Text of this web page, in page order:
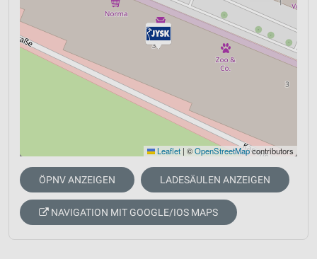
Leaflet | ©OpenStreetMapcontributors
ÖPNV ANZEIGEN LADESÄULEN ANZEIGEN
NAVIGATION MIT GOOGLE/IOS MAPS